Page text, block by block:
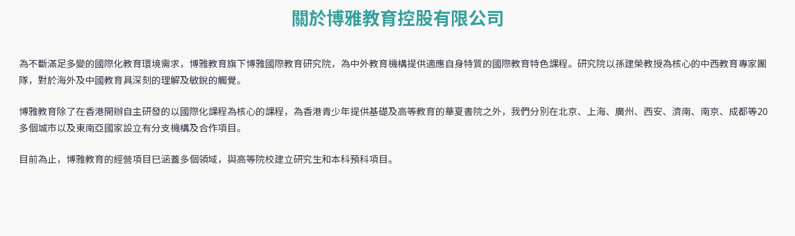
關於博雅教育控股有限公司
為不斷滿足多變的國際化教育環境需求，博雅教育旗下博雅國際教育研究院，為中外教育機構提供適應自身特質的國際教育特色課程。研究院以孫建榮教授為核心的中西教育專家團
隊，對於海外及中國教育具深刻的理解及敏銳的觸覺。
博雅教育除了在香港開辦自主研發的以國際化課程為核心的課程，為香港青少年提供基礎及高等教育的華夏書院之外，我們分別在北京、上海、廣州、西安、濟南、南京、成都等20
多個城市以及東南亞國家設立有分支機構及合作項目。
目前為止，博雅教育的經營項目巳涵蓋多個領域，與高等院校建立研究生和本科預科項目。